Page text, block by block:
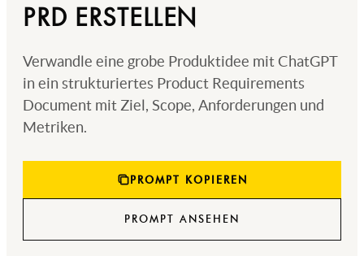
PRD ERSTELLEN
Verwandle eine grobe Produktidee mit ChatGPT
in ein strukturiertes Product Requirements
Document mit Ziel, Scope, Anforderungen und
Metriken.
PROMPT KOPIEREN
PROMPT ANSEHEN